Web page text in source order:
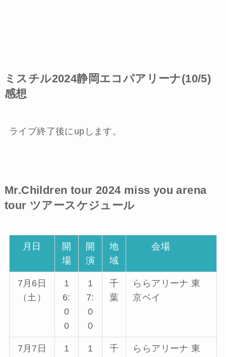
ミスチル2024静岡エコパアリーナ(10/5)
感想
ライブ終了後にupします。
Mr.Children tour 2024 miss you arena
tour ツアースケジュール
月日
開
場
開
演
地
域
会場
7月6日
（土）
1
6:
0
0
1
7:
0
0
千
葉
ららアリーナ 東
京ベイ
7月7日
1
1
千
ららアリーナ 東